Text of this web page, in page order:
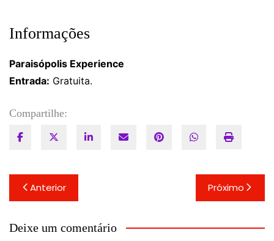
Informações
Paraisópolis Experience
Entrada: Gratuita.
Compartilhe:
Navegação
de
Post
Anterior Próximo
Deixe um comentário